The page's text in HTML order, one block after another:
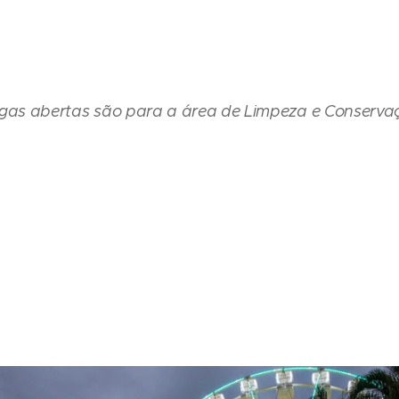
abertas são para a área de Limpeza e